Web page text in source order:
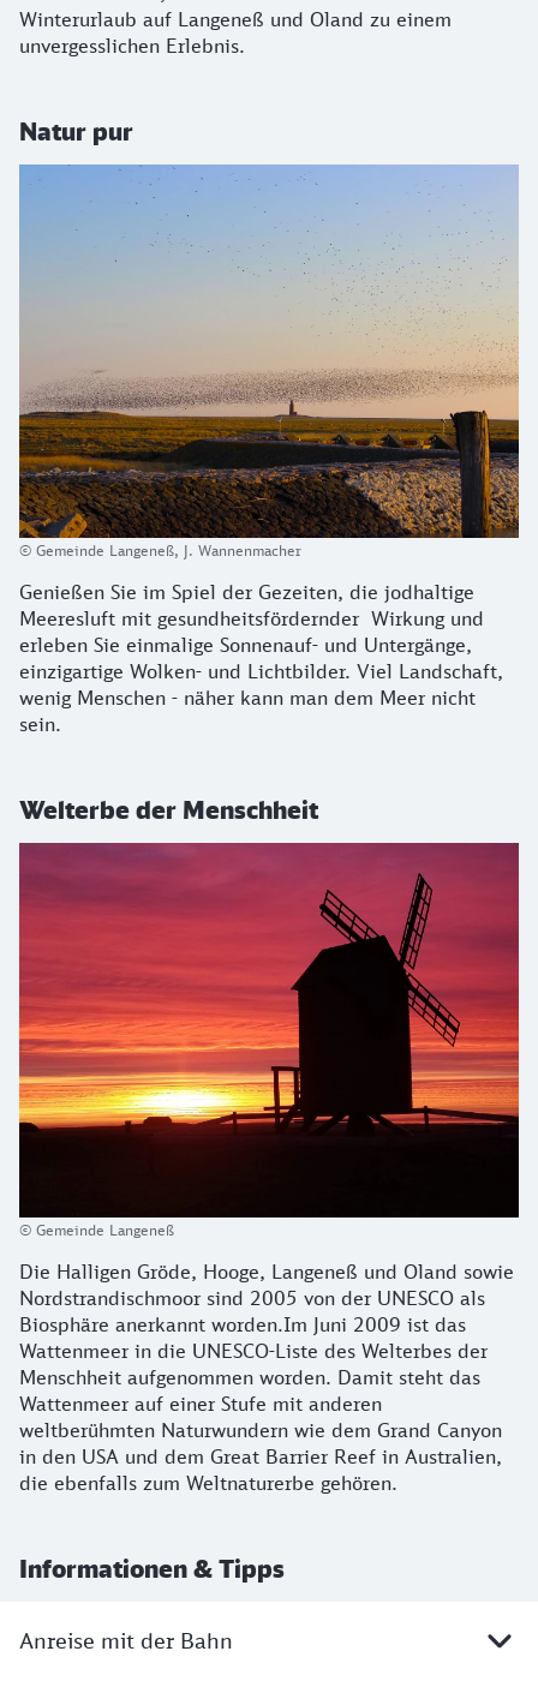
Winterurlaub auf Langeneß und Oland zu einem
unvergesslichen Erlebnis.
Natur pur
© Gemeinde Langeneß, J. Wannenmacher
Genießen Sie im Spiel der Gezeiten, die jodhaltige
Meeresluft mit gesundheitsfördernder Wirkung und
erleben Sie einmalige Sonnenauf- und Untergänge,
einzigartige Wolken- und Lichtbilder. Viel Landschaft,
wenig Menschen - näher kann man dem Meer nicht
sein.
Welterbe der Menschheit
© Gemeinde Langeneß
Die Halligen Gröde, Hooge, Langeneß und Oland sowie
Nordstrandischmoor sind 2005 von der UNESCO als
Biosphäre anerkannt worden.Im Juni 2009 ist das
Wattenmeer in die UNESCO-Liste des Welterbes der
Menschheit aufgenommen worden. Damit steht das
Wattenmeer auf einer Stufe mit anderen
weltberühmten Naturwundern wie dem Grand Canyon
in den USA und dem Great Barrier Reef in Australien,
die ebenfalls zum Weltnaturerbe gehören.
Informationen & Tipps
Anreise mit der Bahn